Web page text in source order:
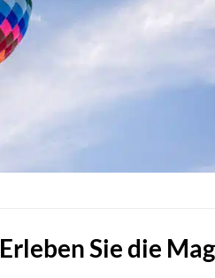
Erleben Sie die